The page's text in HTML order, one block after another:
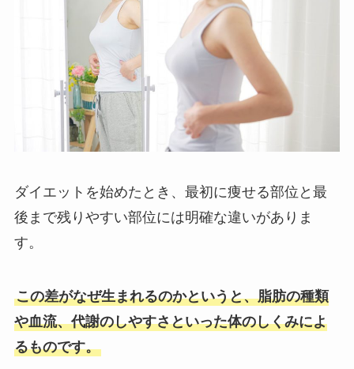
ダイエットを始めたとき、最初に痩せる部位と最
後まで残りやすい部位には明確な違いがありま
す。
この差がなぜ生まれるのかというと、脂肪の種類
や血流、代謝のしやすさといった体のしくみによ
るものです。